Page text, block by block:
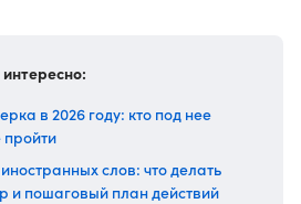
в 2026 году: кто под нее
пройти
слов: что делать
и пошаговый план действий